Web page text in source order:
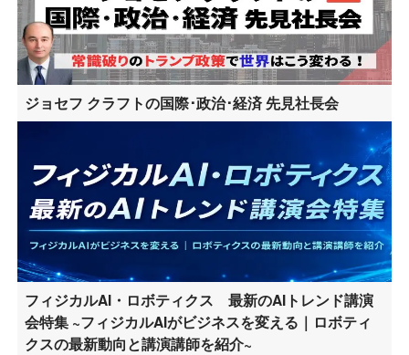
ジョセフ クラフトの国際･政治･経済 先見社長会
フィジカルAI・ロボティクス 最新のAIトレンド講演
会特集 ~フィジカルAIがビジネスを変える｜ロボティ
クスの最新動向と講演講師を紹介~